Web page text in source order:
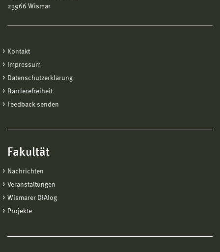
23966 Wismar
Kontakt
Impressum
Datenschutzerklärung
Barrierefreiheit
Feedback senden
Fakultät
Nachrichten
Veranstaltungen
Wismarer DIAlog
Projekte